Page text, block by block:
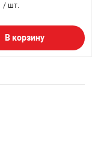
/ шт.
В корзину